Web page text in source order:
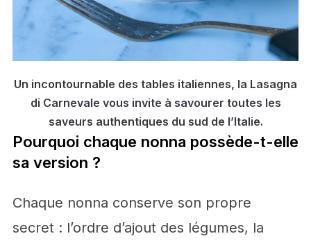
Un incontournable des tables italiennes, la Lasagna
di Carnevale vous invite à savourer toutes les
saveurs authentiques du sud de l’Italie.
Pourquoi chaque nonna possède-t-elle
sa version ?
Chaque nonna conserve son propre
secret : l’ordre d’ajout des légumes, la